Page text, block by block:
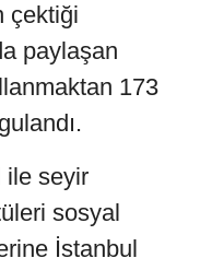
çektiği
paylaşan
173
ile seyir
sosyal
İstanbul